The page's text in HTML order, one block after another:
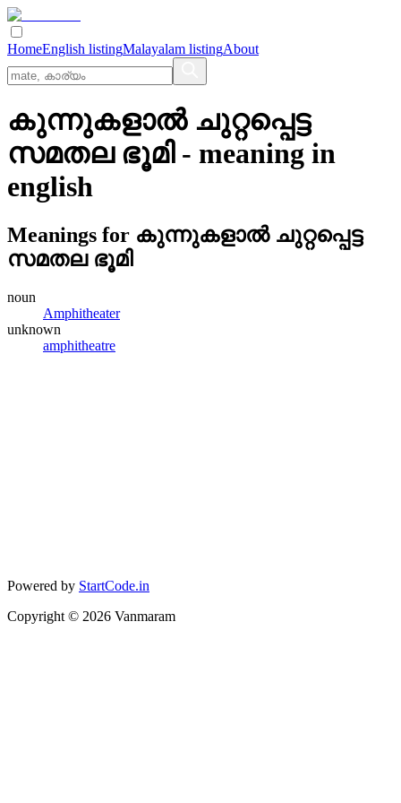
HomeEnglish listingMalayalam listingAbout
കുന്നുകളാല്‍ ചുറ്റപ്പെട്ട
സമതല ഭൂമി- meaning in
english
Meanings for കുന്നുകളാല്‍ ചുറ്റപ്പെട്ട
സമതല ഭൂമി
noun
Amphitheater
unknown
amphitheatre
Powered by StartCode.in
Copyright © 2026 Vanmaram